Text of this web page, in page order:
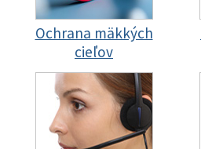
Ochrana mäkkých
cieľov